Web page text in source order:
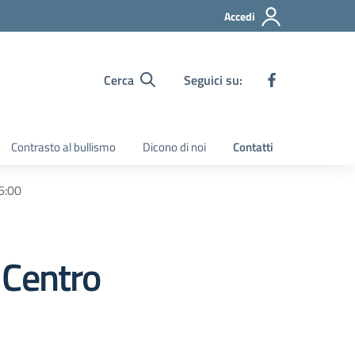
Accedi
Cerca Seguici su:
Contrasto al bullismo Dicono di noi Contatti